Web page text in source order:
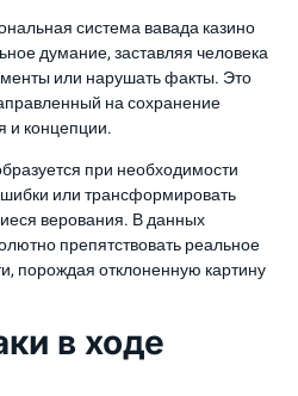
система вавада казино
думание, заставляя человека
или нарушать факты. Это
на сохранение
и концепции.
при необходимости
или трансформировать
верования. В данных
препятствовать реальное
порождая отклоненную картину
в ходе